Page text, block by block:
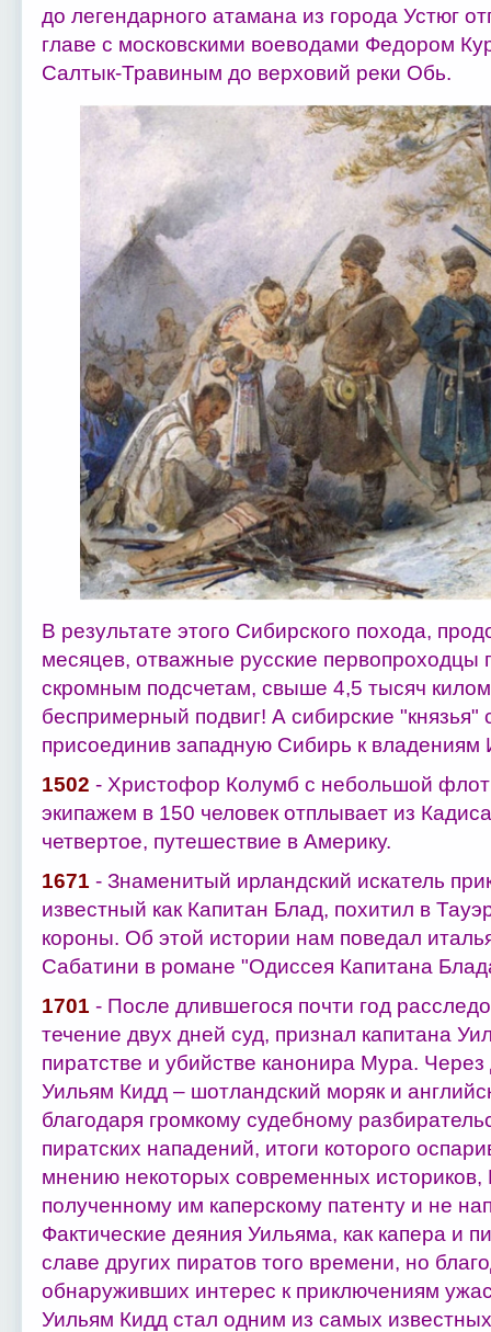
до легендарного атамана из города Устюг
главе с московскими воеводами Федором
Салтык-Травиным до верховий реки Обь.
В результате этого Сибирского похода,
месяцев, отважные русские
скромным подсчетам, свыше 4,5 тысяч
беспримерный подвиг! А сибирские
присоединив западную Сибирь к владениям
1502 - Христофор Колумб с небольшой
экипажем в 150 человек отплывает из
четвертое, путешествие в Америку.
1671 - Знаменитый ирландский искатель
известный как Капитан Блад, похитил в
короны. Об этой истории нам поведал
Сабатини в романе "Одиссея Капитана
1701 - После длившегося почти год
течение двух дней суд, признал капитана
пиратстве и убийстве канонира Мура.
Уильям Кидд – шотландский моряк и
благодаря громкому судебному
пиратских нападений, итоги которого
мнению некоторых современных историков,
полученному им каперскому патенту и не
Фактические деяния Уильяма, как капера и
славе других пиратов того времени, но
обнаруживших интерес к приключениям
Уильям Кидд стал одним из самых